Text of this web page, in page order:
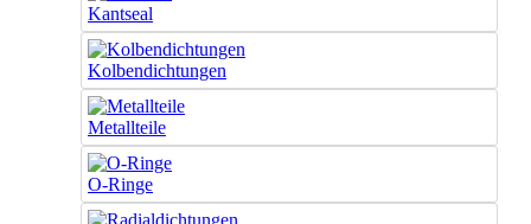
Kantseal
Kolbendichtungen
Metallteile
O-Ringe